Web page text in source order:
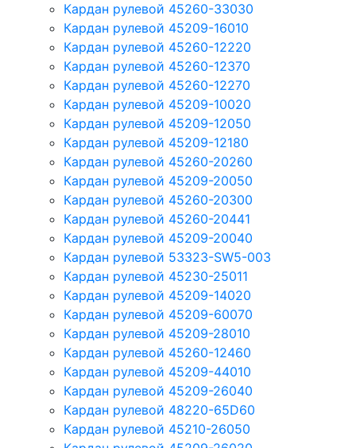
Кардан рулевой 45260-33030
Кардан рулевой 45209-16010
Кардан рулевой 45260-12220
Кардан рулевой 45260-12370
Кардан рулевой 45260-12270
Кардан рулевой 45209-10020
Кардан рулевой 45209-12050
Кардан рулевой 45209-12180
Кардан рулевой 45260-20260
Кардан рулевой 45209-20050
Кардан рулевой 45260-20300
Кардан рулевой 45260-20441
Кардан рулевой 45209-20040
Кардан рулевой 53323-SW5-003
Кардан рулевой 45230-25011
Кардан рулевой 45209-14020
Кардан рулевой 45209-60070
Кардан рулевой 45209-28010
Кардан рулевой 45260-12460
Кардан рулевой 45209-44010
Кардан рулевой 45209-26040
Кардан рулевой 48220-65D60
Кардан рулевой 45210-26050